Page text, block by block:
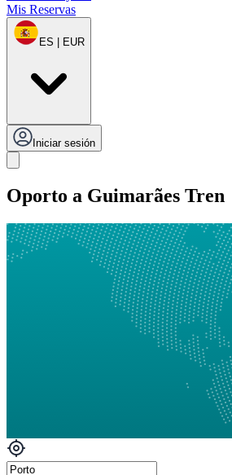
Mis Reservas
ES | EUR
Iniciar sesión
Oporto a Guimarães Tren